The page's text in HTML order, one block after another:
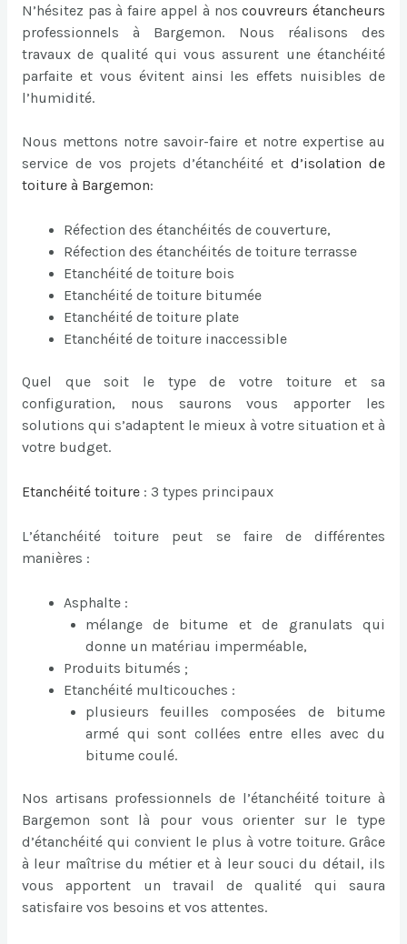
N’hésitez pas à faire appel à nos couvreurs étancheurs
professionnels à Bargemon. Nous réalisons des
travaux de qualité qui vous assurent une étanchéité
parfaite et vous évitent ainsi les effets nuisibles de
l’humidité.
Nous mettons notre savoir-faire et notre expertise au
service de vos projets d’étanchéité etd’isolation de
toiture à Bargemon:
Réfection des étanchéités de couverture,
Réfection des étanchéités de toiture terrasse
Etanchéité de toiture bois
Etanchéité de toiture bitumée
Etanchéité de toiture plate
Etanchéité de toiture inaccessible
Quel que soit le type de votre toiture et sa
configuration, nous saurons vous apporter les
solutions qui s’adaptent le mieux à votre situation et à
votre budget.
Etanchéité toiture: 3 types principaux
L’étanchéité toiture peut se faire de différentes
manières :
Asphalte :
mélange de bitume et de granulats qui
donne un matériau imperméable,
Produits bitumés ;
Etanchéité multicouches :
plusieurs feuilles composées de bitume
armé qui sont collées entre elles avec du
bitume coulé.
Nos artisans professionnels de l’étanchéité toiture à
Bargemon sont là pour vous orienter sur le type
d’étanchéité qui convient le plus à votre toiture. Grâce
à leur maîtrise du métier et à leur souci du détail, ils
vous apportent un travail de qualité qui saura
satisfaire vos besoins et vos attentes.